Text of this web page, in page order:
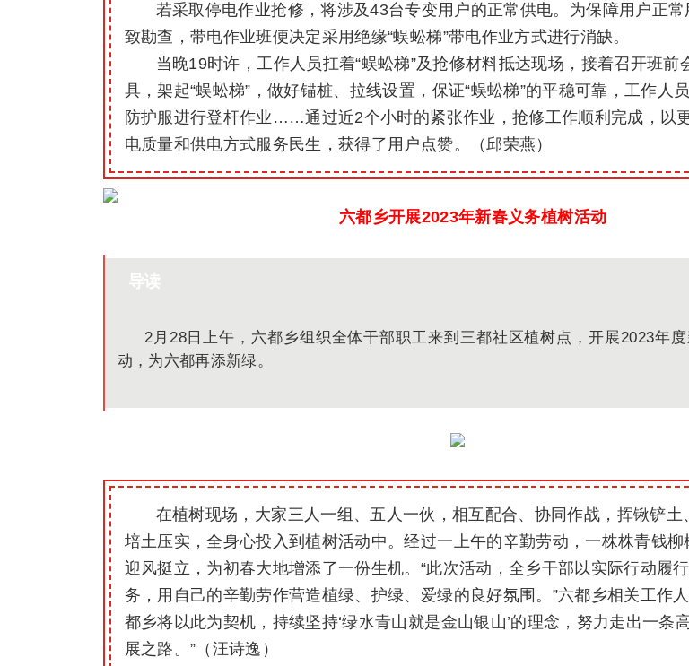
若采取停电作业抢修，将涉及43台专变用户的正常供电。为保障用户正常
致勘查，带电作业班便决定采用绝缘“蜈蚣梯”带电作业方式进行消缺。
当晚19时许，工作人员扛着“蜈蚣梯”及抢修材料抵达现场，接着召开班前
具，架起“蜈蚣梯”，做好锚桩、拉线设置，保证“蜈蚣梯”的平稳可靠，工作人
防护服进行登杆作业……通过近2个小时的紧张作业，抢修工作顺利完成，以
电质量和供电方式服务民生，获得了用户点赞。（邱荣燕）
六都乡开展2023年新春义务植树活动
导读
2月28日上午，六都乡组织全体干部职工来到三都社区植树点，开展2023年
动，为六都再添新绿。
在植树现场，大家三人一组、五人一伙，相互配合、协同作战，挥锹铲土
培土压实，全身心投入到植树活动中。经过一上午的辛勤劳动，一株株青钱柳
迎风挺立，为初春大地增添了一份生机。“此次活动，全乡干部以实际行动履
务，用自己的辛勤劳作营造植绿、护绿、爱绿的良好氛围。 ”六都乡相关工作
都乡将以此为契机，持续坚持‘绿水青山就是金山银山’的理念，努力走出一条
展之路。”（汪诗逸）